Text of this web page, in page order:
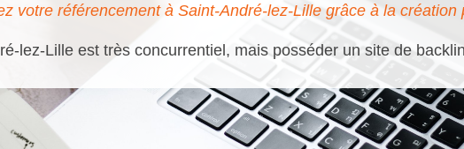
votre référencement à Saint-André-lez-Lille grâce à la
lez-Lille est très concurrentiel, mais posséder un site de